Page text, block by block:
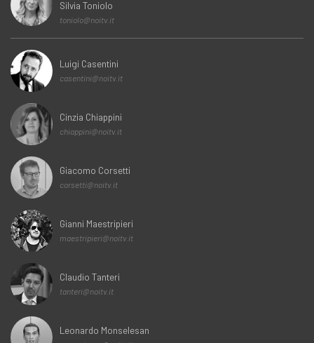
Silvia Toniolo
toniolo@noitv.it
Luigi Casentini
casentini@noitv.it
Cinzia Chiappini
chiappini@noitv.it
Giacomo Corsetti
corsetti@noitv.it
Gianni Maestripieri
maestripieri@noitv.it
Claudio Tanteri
tanteri@noitv.it
Leonardo Monselesan